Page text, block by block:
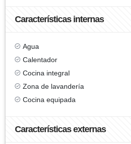
Características internas
Agua
Calentador
Cocina integral
Zona de lavandería
Cocina equipada
Características externas